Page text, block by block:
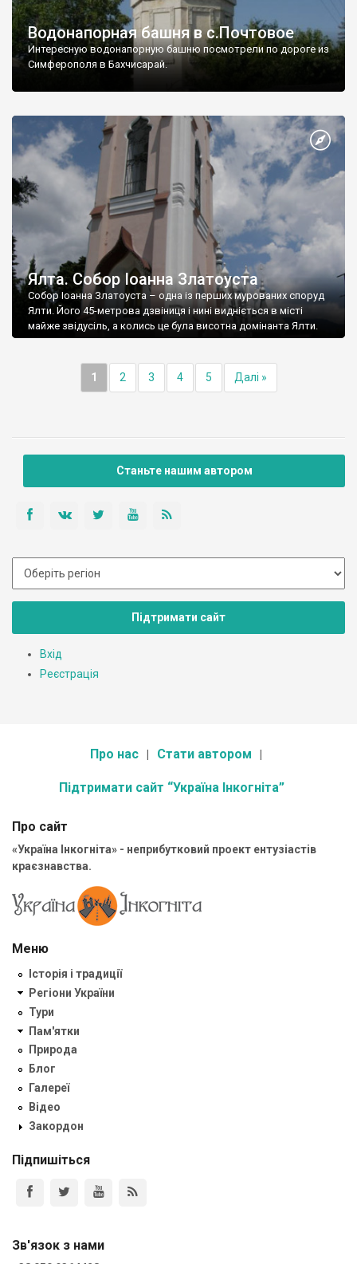
Водонапорная башня в с.Почтовое
Интересную водонапорную башню посмотрели по дороге из
Симферополя в Бахчисарай.
Ялта. Собор Іоанна Златоуста
Собор Іоанна Златоуста – одна із перших мурованих споруд
Ялти. Його 45-метрова дзвіниця і нині видніється в місті
майже звідусіль, а колись це була висотна домінанта Ялти.
1 2 3 4 5 Далі »
Станьте нашим автором
Підтримати сайт
Вхід
Реєстрація
Про нас Стати автором
Підтримати сайт “Україна Інкогніта”
Про сайт
«Україна Інкогніта» - неприбутковий проект ентузіастів
краєзнавства.
Меню
Історія і традиції
Регіони України
Тури
Пам'ятки
Природа
Блог
Галереї
Відео
Закордон
Підпишіться
Зв'язок з нами